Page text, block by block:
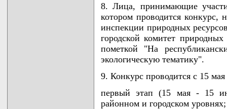
8. Лица, принимающие
котором проводится конкурс,
инспекции природных
городской комитет
пометкой "На
экологическую тематику".
9. Конкурс проводится с 15
первый этап (15 мая - 15
районном и городском уровнях;